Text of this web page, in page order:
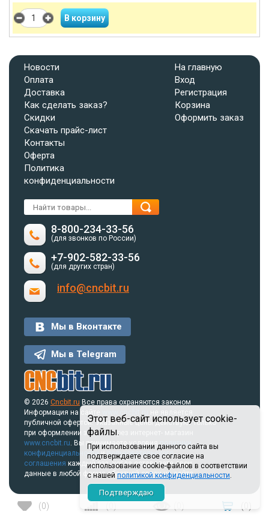
Этот веб-сайт использует cookie-
файлы.
При использовании данного сайта вы
подтверждаете свое согласие на
использование cookie-файлов в соответствии
с нашей политикой конфиденциальности.
Подтверждаю
Новости
Оплата
Доставка
Как сделать заказ?
Скидки
Скачать прайс-лист
Контакты
Оферта
Политика
конфиденциальности
На главную
Вход
Регистрация
Корзина
Оформить заказ
8-800-234-33-56
(для звонков по России)
+7-902-582-33-56
(для других стран)
info@cncbit.ru
Мы в Вконтакте
Мы в Telegram
© 2026 Cncbit.ru Все права охраняются законом
Информация на сайте
www.cncbit.ru
публичной офертой. Указанные цены действуют только
при оформлении заказа через интернет- магазин
www.cncbit.ru. Вы принимаете условияполитики
конфиденциальностиипользовательского
соглашения каждый раз, когда оставляете свои
данные в любой форме обратной связи на сайте.
(0)